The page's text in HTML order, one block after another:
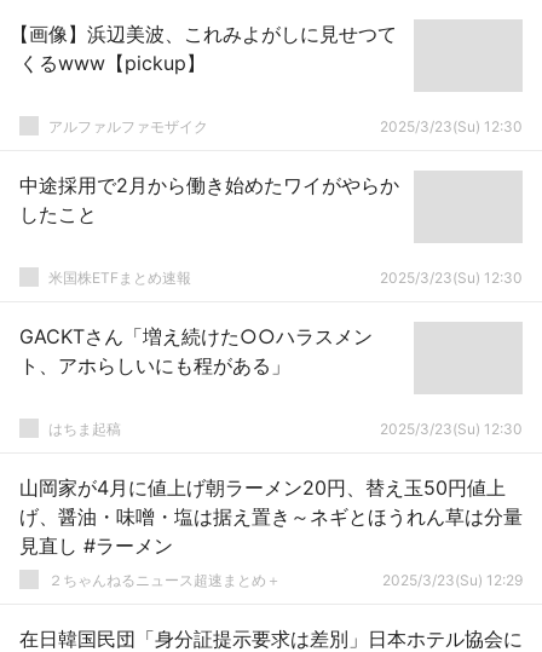
【画像】浜辺美波、これみよがしに見せつて
くるwww【pickup】
アルファルファモザイク 2025/3/23(Su) 12:30
中途採用で2月から働き始めたワイがやらか
したこと
米国株ETFまとめ速報 2025/3/23(Su) 12:30
GACKTさん「増え続けた○○ハラスメン
ト、アホらしいにも程がある」
はちま起稿 2025/3/23(Su) 12:30
山岡家が4月に値上げ朝ラーメン20円、替え玉50円値上
げ、醤油・味噌・塩は据え置き～ネギとほうれん草は分量
見直し #ラーメン
２ちゃんねるニュース超速まとめ＋ 2025/3/23(Su) 12:29
在日韓国民団「身分証提示要求は差別」日本ホテル協会に